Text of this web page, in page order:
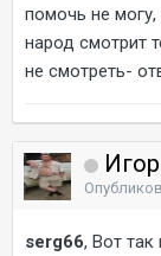
помочь не
народ смотрит
не смотреть-
serg66, Вот так